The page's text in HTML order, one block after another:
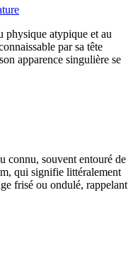
atypique et au
par sa tête
apparence singulière se
connu, souvent entouré de
qui signifie littéralement
frisé ou ondulé, rappelant